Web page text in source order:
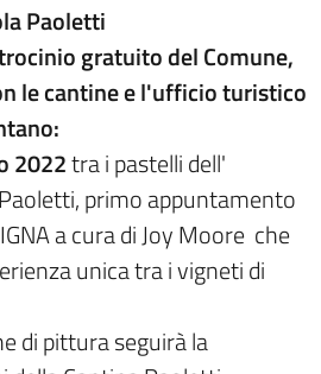
Paoletti
gratuito del Comune,
le cantine e l'ufficio turistico
2022tra i pastelli dell'
primo appuntamento
a cura di Joy Moore che
unica tra i vigneti di
di pittura seguirà la